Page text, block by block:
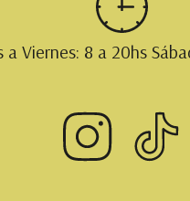
a Viernes: 8 a 20hs